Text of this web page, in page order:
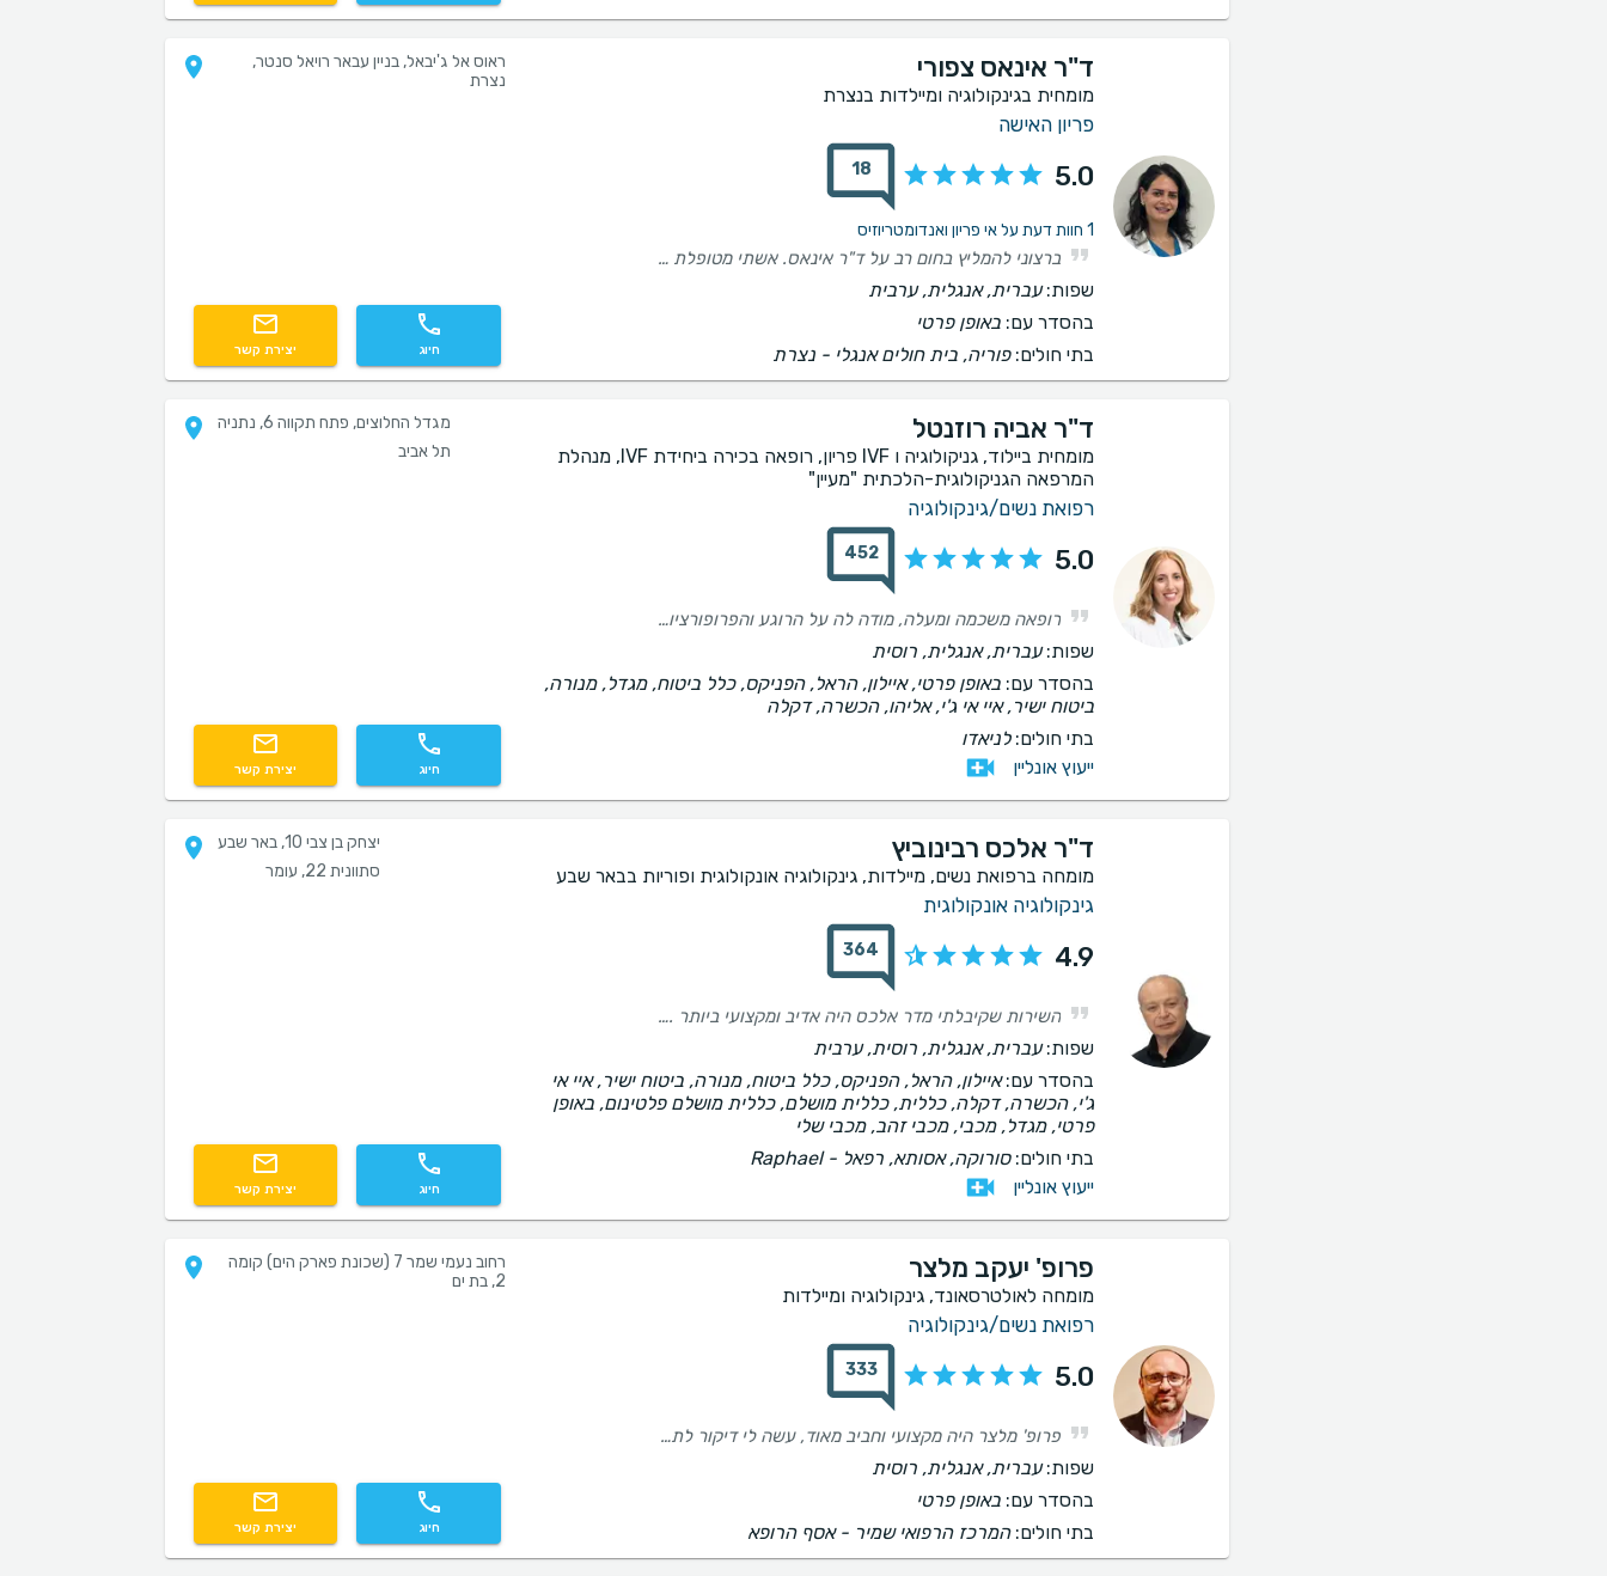
ד"ר אינאס צפורי
מומחית בגינקולוגיה ומיילדות בנצרת
פריון האישה
5.0
18
1 חוות דעת על אי פריון ואנדומטריוזיס
ברצוני להמליץ בחום רב על ד"ר אינאס. אשתי מטופלת אצלה, ובתור בן זוג שמלווה אותה בתהליכים רפואיים, אני יכול להעיד על חוויה יוצאת דופן. ​מעבר למקצועיות חסרת פשרות ולידע הרפואי המעמיק, מה שבאמת בולט אצל ד"ר אינאס הוא האנושיות והיחס האישי. היא תמיד הקפידה להסביר כל דבר בגובה העיניים, הקשיבה בסבלנות לכל שאלה שהייתה לנו (גם כשהיו הרבה כאלה), והעניקה לאשתי תחושת ביטחון ורוגע לאורך כל הדרך. ​נדיר למצוא רופאה שמשלבת יסודיות כזו יחד עם אמפתיה כנה. אנחנו מרגישים בידיים הכי טובות שיש וממליצים עליה מכל הלב לכל מי שמחפשת רופאת נשים מקצועית, קשובה ואכפתית.
שפות:עברית, אנגלית, ערבית
בהסדר עם: באופן פרטי
בתי חולים:פוריה, בית חולים אנגלי - נצרת
ראוס אל ג'יבאל, בניין עבאר רויאל סנטר,
נצרת
חיוג יצירת קשר
ד"ר אביה רוזנטל
מומחית ביילוד, גניקולוגיה ו IVF פריון, רופאה בכירה ביחידת IVF, מנהלת
המרפאה הגניקולוגית-הלכתית "מעיין"
רפואת נשים/גינקולוגיה
5.0
452
רופאה משכמה ומעלה, מודה לה על הרוגע והפרופורציות שנתת לנו , עם אמונה אמיתית בתהליך. ממליצה בחום רב.
שפות:עברית, אנגלית, רוסית
בהסדר עם: באופן פרטי, איילון, הראל, הפניקס, כלל ביטוח, מגדל, מנורה,
ביטוח ישיר, איי אי ג'י, אליהו, הכשרה, דקלה
בתי חולים:לניאדו
ייעוץ אונליין
מגדל החלוצים, פתח תקווה 6, נתניה
תל אביב
חיוג יצירת קשר
ד"ר אלכס רבינוביץ
מומחה ברפואת נשים, מיילדות, גינקולוגיה אונקולוגית ופוריות בבאר שבע
גינקולוגיה אונקולוגית
4.9
364
השירות שקיבלתי מדר אלכס היה אדיב ומקצועי ביותר ..מרוצה מאד מהאבחנה שלו ומהטיפול...
שפות:עברית, אנגלית, רוסית, ערבית
בהסדר עם:איילון, הראל, הפניקס, כלל ביטוח, מנורה, ביטוח ישיר, איי אי
ג'י, הכשרה, דקלה, כללית, כללית מושלם, כללית מושלם פלטינום, באופן
פרטי, מגדל, מכבי, מכבי זהב, מכבי שלי
בתי חולים:סורוקה, אסותא, רפאל - Raphael
ייעוץ אונליין
יצחק בן צבי 10, באר שבע
סתוונית 22, עומר
חיוג יצירת קשר
פרופ' יעקב מלצר
מומחה לאולטרסאונד, גינקולוגיה ומיילדות
רפואת נשים/גינקולוגיה
5.0
333
פרופ' מלצר היה מקצועי וחביב מאוד, עשה לי דיקור לתאומים עם דקירה אחת וגם הצליח להסיח את דעתי באלגנטיות מהדקירה. בסה"כ החוויה היתה חיובית ורגועה. מעריכה מאוד וממליצה בחום.
שפות:עברית, אנגלית, רוסית
בהסדר עם: באופן פרטי
בתי חולים:המרכז הרפואי שמיר - אסף הרופא
רחוב נעמי שמר 7 (שכונת פארק הים) קומה
2, בת ים
חיוג יצירת קשר